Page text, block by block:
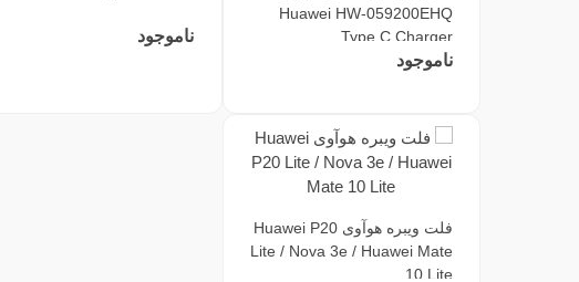
Huawei HW-059200EHQ
Type C Charger
ناموجود
ناموجود
فلت ویبره هوآوی Huawei P20
Lite / Nova 3e / Huawei Mate
10 Lite